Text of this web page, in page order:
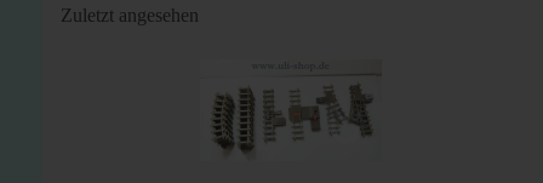
Zuletzt angesehen